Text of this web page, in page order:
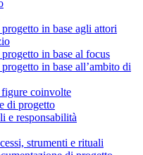
in base agli attori
in base al focus
in base all’ambito di
coinvolte
di progetto
e responsabilità
strumenti e rituali